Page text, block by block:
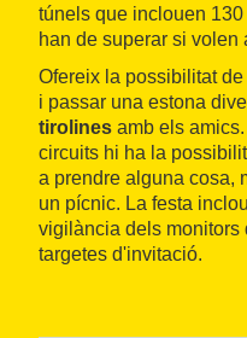
túnels que inclouen
han de superar si volen
Ofereix la possibilitat
i passar una estona
tirolines amb els
circuits hi ha la
a prendre alguna cosa,
un pícnic. La festa
vigilància dels monitors
targetes d'invitació.